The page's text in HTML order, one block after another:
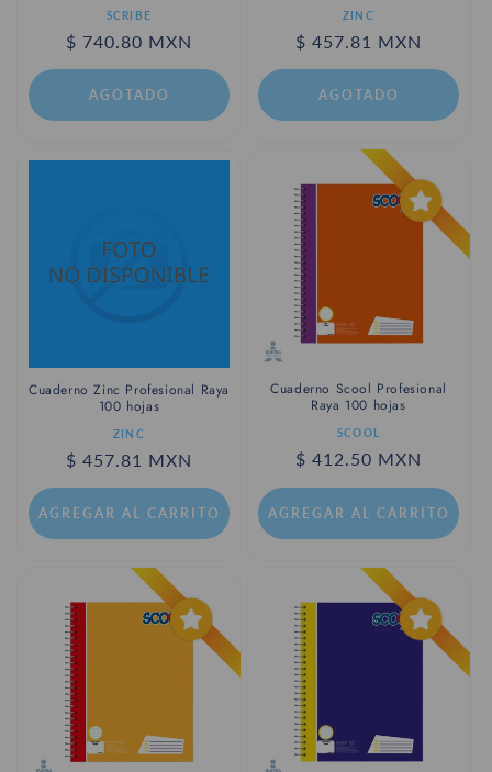
Proveedor:SCRIBE
Precio
habitual
$ 740.80 MXN
AGOTADO
Proveedor:ZINC
Precio
habitual
$ 457.81 MXN
AGOTADO
Cuaderno Zinc Profesional Raya
100 hojas
Proveedor:ZINC
Precio
habitual
$ 457.81 MXN
AGREGAR AL CARRITO
Cuaderno Scool Profesional
Raya 100 hojas
Proveedor:SCOOL
Precio
habitual
$ 412.50 MXN
AGREGAR AL CARRITO